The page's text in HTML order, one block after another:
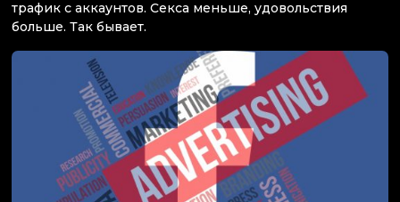
трафик с аккаунтов. Секса меньше, удовольствия
больше. Так бывает.